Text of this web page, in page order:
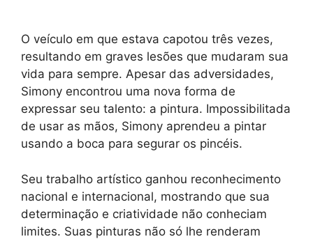
O veículo em que estava capotou três vezes,
resultando em graves lesões que mudaram sua
vida para sempre. Apesar das adversidades,
Simony encontrou uma nova forma de
expressar seu talento: a pintura. Impossibilitada
de usar as mãos, Simony aprendeu a pintar
usando a boca para segurar os pincéis.
Seu trabalho artístico ganhou reconhecimento
nacional e internacional, mostrando que sua
determinação e criatividade não conheciam
limites. Suas pinturas não só lhe renderam